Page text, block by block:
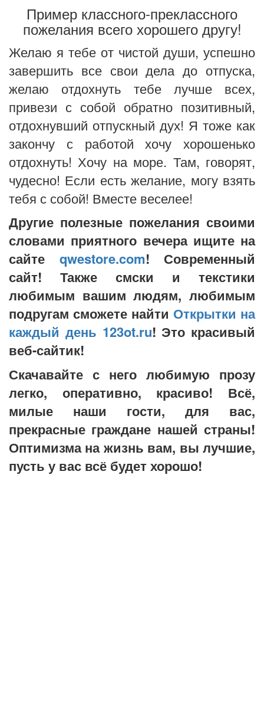
Пример классного-преклассного
пожелания всего хорошего другу!
Желаю я тебе от чистой души, успешно
завершить все свои дела до отпуска,
желаю отдохнуть тебе лучше всех,
привези с собой обратно позитивный,
отдохнувший отпускный дух! Я тоже как
закончу с работой хочу хорошенько
отдохнуть! Хочу на море. Там, говорят,
чудесно! Если есть желание, могу взять
тебя с собой! Вместе веселее!
Другие полезные пожелания своими
словами приятного вечера ищите на
сайте qwestore.com! Современный
сайт! Также смски и текстики
любимым вашим людям, любимым
подругам сможете найти Открытки на
каждый день 123ot.ru! Это красивый
веб-сайтик!
Скачавайте с него любимую прозу
легко, оперативно, красиво! Всё,
милые наши гости, для вас,
прекрасные граждане нашей страны!
Оптимизма на жизнь вам, вы лучшие,
пусть у вас всё будет хорошо!